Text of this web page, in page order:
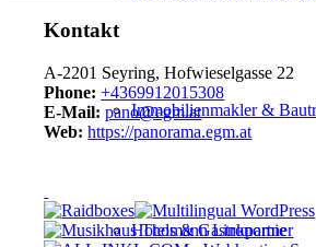
Immobilienmakler &
Hotels & Gastronomie
Kontakt
A-2201 Seyring, Hofwieselgasse 22
Phone: +4369912015308
E-Mail: pano@egm.at
Web: https://panorama.egm.at